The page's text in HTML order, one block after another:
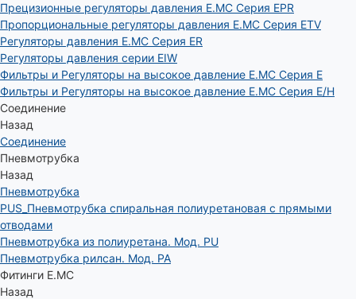
Прецизионные регуляторы давления E.MC Серия EPR
Пропорциональные регуляторы давления E.MC Серия ETV
Регуляторы давления E.MC Серия ER
Регуляторы давления серии EIW
Фильтры и Регуляторы на высокое давление E.MC Серия E
Фильтры и Регуляторы на высокое давление E.MC Серия E/H
Соединение
Назад
Соединение
Пневмотрубка
Назад
Пневмотрубка
PUS_Пневмотрубка спиральная полиуретановая с прямыми
отводами
Пневмотрубка из полиуретана. Мод. РU
Пневмотрубка рилсан. Мод. PA
Фитинги E.MC
Назад